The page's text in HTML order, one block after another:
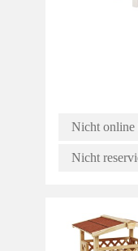
Nicht online
Nicht